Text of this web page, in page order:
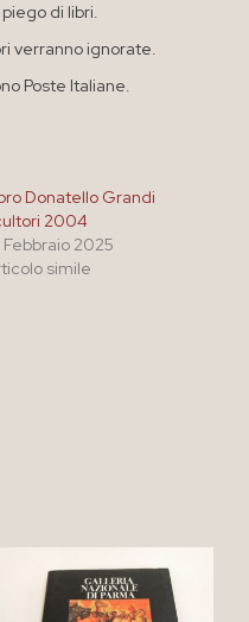
di libri.
verranno ignorate.
Poste Italiane.
Donatello Grandi
2004
Febbraio 2025
simile